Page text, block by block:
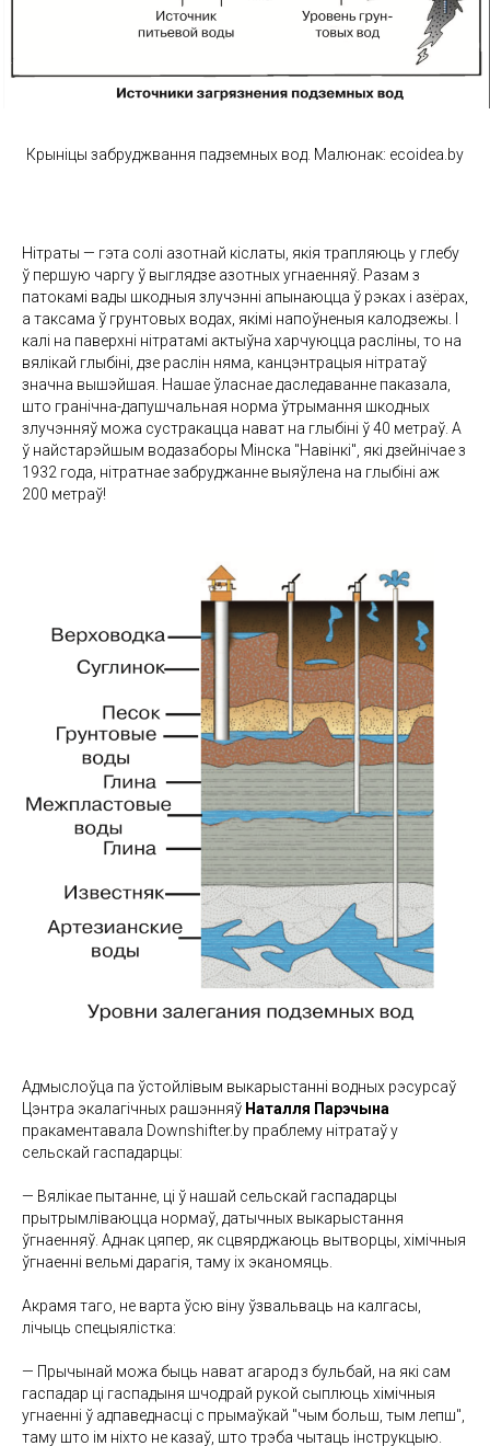
Крыніцы забруджвання падземных вод. Малюнак: ecoidea.by
Нітраты — гэта солі азотнай кіслаты, якія трапляюць у глебу
ў першую чаргу ў выглядзе азотных угнаенняў. Разам з
патокамі вады шкодныя злучэнні апынаюцца ў рэках і азёрах,
а таксама ў грунтовых водах, якімі напоўненыя калодзежы. І
калі на паверхні нітратамі актыўна харчуюцца расліны, то на
вялікай глыбіні, дзе раслін няма, канцэнтрацыя нітратаў
значна вышэйшая. Нашае ўласнае даследаванне паказала,
што гранічна-дапушчальная норма ўтрымання шкодных
злучэнняў можа сустракацца нават на глыбіні ў 40 метраў. А
ў найстарэйшым водазаборы Мінска "Навінкі", які дзейнічае з
1932 года, нітратнае забруджанне выяўлена на глыбіні аж
200 метраў!
Адмыслоўца па ўстойлівым выкарыстанні водных рэсурсаў
Цэнтра экалагічных рашэнняў Наталля Парэчына
пракаментавала Downshifter.by праблему нітратаў у
сельскай гаспадарцы:
— Вялікае пытанне, ці ў нашай сельскай гаспадарцы
прытрымліваюцца нормаў, датычных выкарыстання
ўгнаенняў. Аднак цяпер, як сцвярджаюць вытворцы, хімічныя
ўгнаенні вельмі дарагія, таму іх эканомяць.
Акрамя таго, не варта ўсю віну ўзвальваць на калгасы,
лічыць спецыялістка:
— Прычынай можа быць нават агарод з бульбай, на які сам
гаспадар ці гаспадыня шчодрай рукой сыплюць хімічныя
угнаенні ў адпаведнасці с прымаўкай "чым больш, тым лепш",
таму што ім ніхто не казаў, што трэба чытаць інструкцыю.